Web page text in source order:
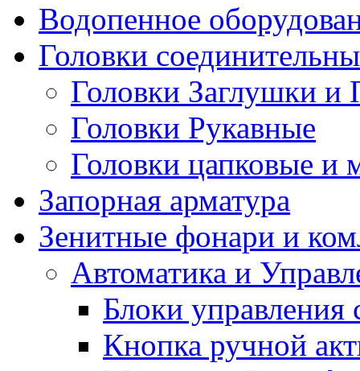
Водопенное
Головки
Головки Заглушки и
Головки Рукавные
Головки цапковые и
Запорная арматура
Зенитные фонари и
Автоматика и
Блоки
Кнопка ручной